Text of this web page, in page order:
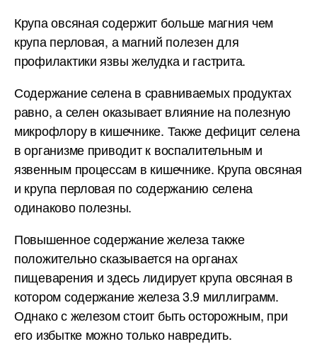
Крупа овсяная содержит больше магния чем
крупа перловая, а магний полезен для
профилактики язвы желудка и гастрита.
Содержание селена в сравниваемых продуктах
равно, а селен оказывает влияние на полезную
микрофлору в кишечнике. Также дефицит селена
в организме приводит к воспалительным и
язвенным процессам в кишечнике. Крупа овсяная
и крупа перловая по содержанию селена
одинаково полезны.
Повышенное содержание железа также
положительно сказывается на органах
пищеварения и здесь лидирует крупа овсяная в
котором содержание железа 3.9 миллиграмм.
Однако с железом стоит быть осторожным, при
его избытке можно только навредить.